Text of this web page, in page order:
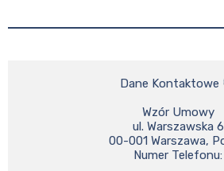
Dane Kontaktowe
Wzór Umowy
ul. Warszawska 6
00-001 Warszawa,
Numer Telefonu: